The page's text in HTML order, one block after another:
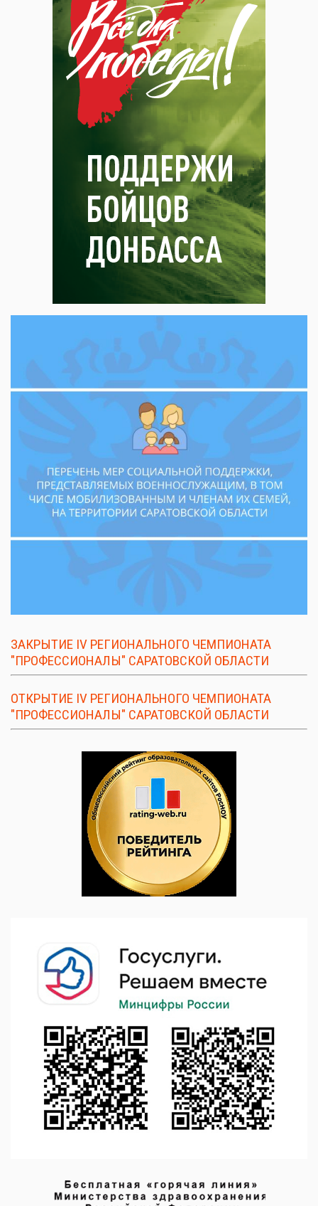
ЗАКРЫТИЕ IV РЕГИОНАЛЬНОГО ЧЕМПИОНАТА
"ПРОФЕССИОНАЛЫ" САРАТОВСКОЙ ОБЛАСТИ
ОТКРЫТИЕ IV РЕГИОНАЛЬНОГО ЧЕМПИОНАТА
"ПРОФЕССИОНАЛЫ" САРАТОВСКОЙ ОБЛАСТИ